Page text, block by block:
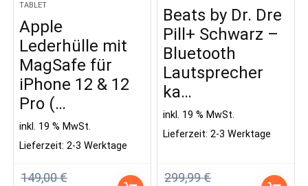
TABLET
Apple
Lederhülle mit
MagSafe für
iPhone 12 & 12
Pro (…
149,00€
inkl. 19 % MwSt.
Lieferzeit:2-3 Werktage
Beats by Dr. Dre
Pill+ Schwarz –
Bluetooth
Lautsprecher
ka…
299,99€
inkl. 19 % MwSt.
Lieferzeit:2-3 Werktage